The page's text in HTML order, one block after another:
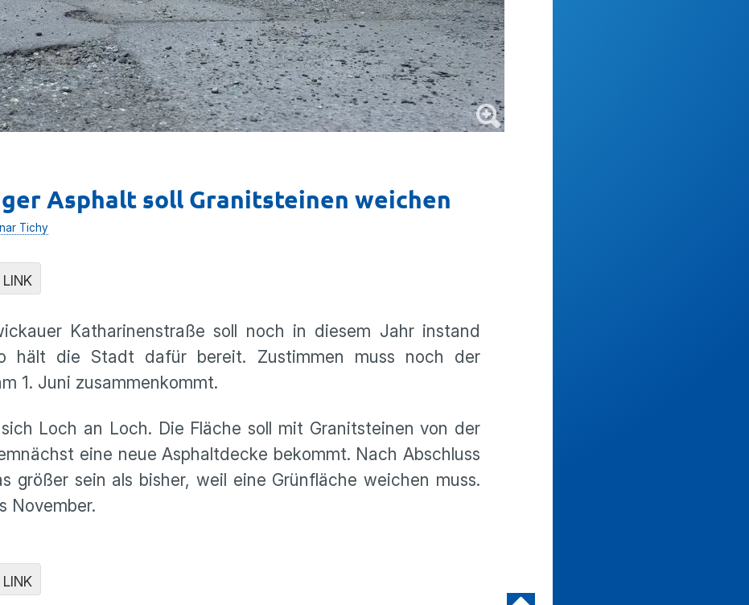
Asphalt soll Granitsteinen weichen
Tichy
LINK
Katharinenstraße soll noch in diesem Jahr instand
hält die Stadt dafür bereit. Zustimmen muss noch der
1. Juni zusammenkommt.
Loch an Loch. Die Fläche soll mit Granitsteinen von der
eine neue Asphaltdecke bekommt. Nach Abschluss
größer sein als bisher, weil eine Grünfläche weichen muss.
November.
LINK